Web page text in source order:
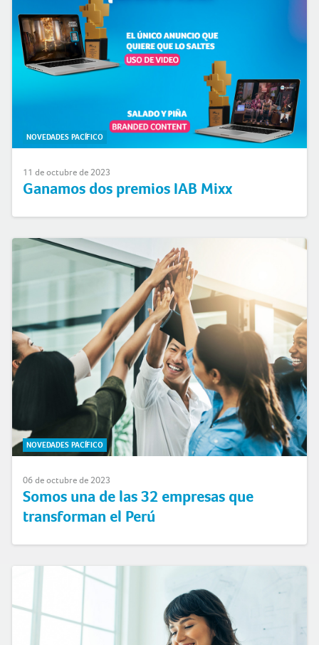
NOVEDADES PACÍFICO
11 de octubre de 2023
Ganamos dos premios IAB Mixx
NOVEDADES PACÍFICO
06 de octubre de 2023
Somos una de las 32 empresas que
transforman el Perú